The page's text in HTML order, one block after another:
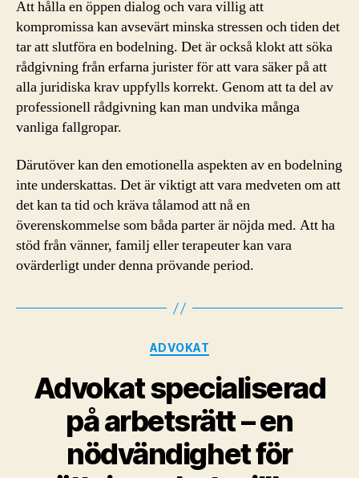
Att hålla en öppen dialog och vara villig att
kompromissa kan avsevärt minska stressen och tiden det
tar att slutföra en bodelning. Det är också klokt att söka
rådgivning från erfarna jurister för att vara säker på att
alla juridiska krav uppfylls korrekt. Genom att ta del av
professionell rådgivning kan man undvika många
vanliga fallgropar.
Därutöver kan den emotionella aspekten av en bodelning
inte underskattas. Det är viktigt att vara medveten om att
det kan ta tid och kräva tålamod att nå en
överenskommelse som båda parter är nöjda med. Att ha
stöd från vänner, familj eller terapeuter kan vara
ovärderligt under denna prövande period.
Kategorier
ADVOKAT
Advokat specialiserad
på arbetsrätt – en
nödvändighet för